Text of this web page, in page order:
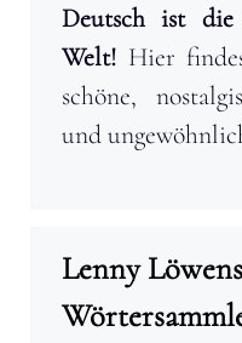
Deutsch ist die
Welt! Hier
schöne,
und
Lenny